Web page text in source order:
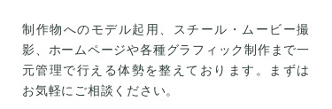
制作物へのモデル起用、スチール・ムービー撮
影、ホームページや各種グラフィック制作まで一
元管理で行える体勢を整えております。まずは
お気軽にご相談ください。